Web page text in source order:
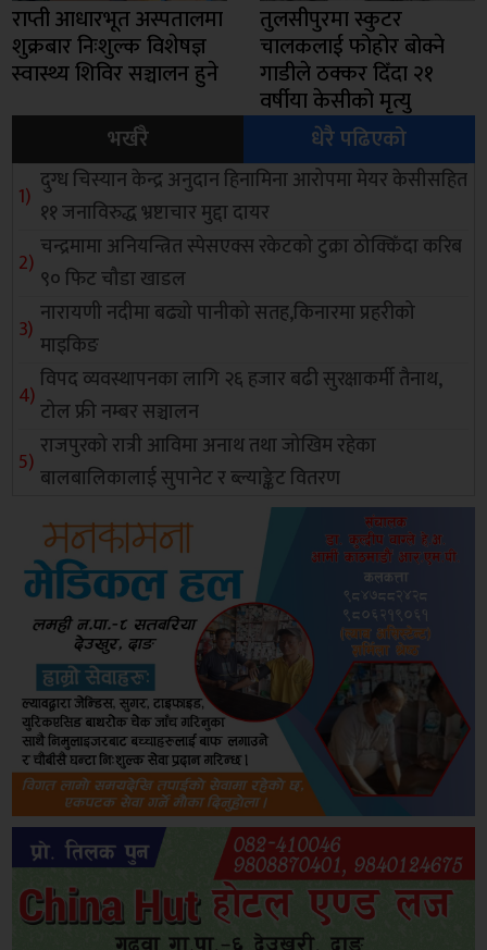
राप्ती आधारभूत अस्पतालमा
शुक्रबार निःशुल्क विशेषज्ञ
स्वास्थ्य शिविर सञ्चालन हुने
तुलसीपुरमा स्कुटर
चालकलाई फोहोर बोक्ने
गाडीले ठक्कर दिँदा २१
वर्षीया केसीको मृत्यु
भर्खरै
धेरै पढिएको
दुग्ध चिस्यान केन्द्र अनुदान हिनामिना आरोपमा मेयर केसीसहित
११ जनाविरुद्ध भ्रष्टाचार मुद्दा दायर
चन्द्रमामा अनियन्त्रित स्पेसएक्स रकेटको टुक्रा ठोक्किँदा करिब
९० फिट चौडा खाडल
नारायणी नदीमा बढ्यो पानीको सतह,किनारमा प्रहरीको
माइकिङ
विपद व्यवस्थापनका लागि २६ हजार बढी सुरक्षाकर्मी तैनाथ,
टोल फ्री नम्बर सञ्चालन
राजपुरको रात्री आविमा अनाथ तथा जोखिम रहेका
बालबालिकालाई सुपानेट र ब्ल्याङ्केट वितरण